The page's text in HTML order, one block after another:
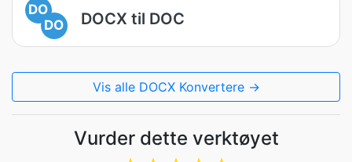
DO
DO
DOCX til DOC
Vis alle DOCX Konvertere →
Vurder dette verktøyet